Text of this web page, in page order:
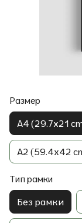
Размер
A4 (29.7x21
A2 (59.4x42
Тип рамки
Без рамки